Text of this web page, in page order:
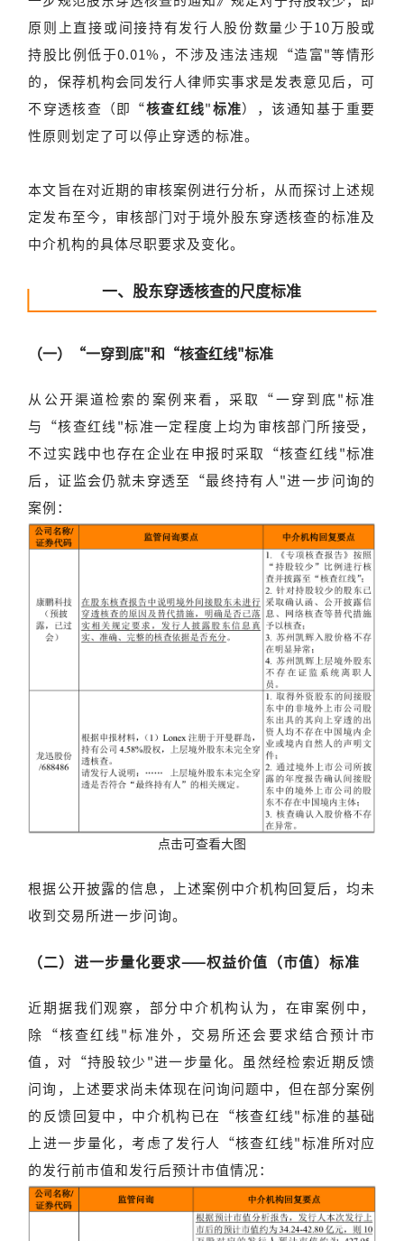
原则上直接或间接持有发行人股份数量少于10万股或
持股比例低于0.01%，不涉及违法违规“造富"等情形
的，保荐机构会同发行人律师实事求是发表意见后，可
不穿透核查（即“核查红线" 标准 ），该通知基于重要
性原则划定了可以停止穿透的标准。
本文旨在对近期的审核案例进行分析，从而探讨上述规
定发布至今，审核部门对于境外股东穿透核查的标准及
中介机构的具体尽职要求及变化。
一、股东穿透核查的尺度标准
（一）“一穿到底"和“核查红线"标准
从公开渠道检索的案例来看，采取“一穿到底"标准
与“核查红线"标准一定程度上均为审核部门所接受，
不过实践中也存在企业在申报时采取“核查红线"标准
后，证监会仍就未穿透至“最终持有人"进一步问询的
案例：
点击可查看大图
根据公开披露的信息，上述案例中介机构回复后，均未
收到交易所进一步问询。
（二）进一步量化要求——权益价值（市值）标准
近期据我们观察，部分中介机构认为，在审案例中，
除“核查红线"标准外，交易所还会要求结合预计市
值，对“持股较少"进一步量化。虽然经检索近期反馈
问询，上述要求尚未体现在问询问题中，但在部分案例
的反馈回复中，中介机构已在“核查红线"标准的基础
上进一步量化，考虑了发行人“核查红线"标准所对应
的发行前市值和发行后预计市值情况：